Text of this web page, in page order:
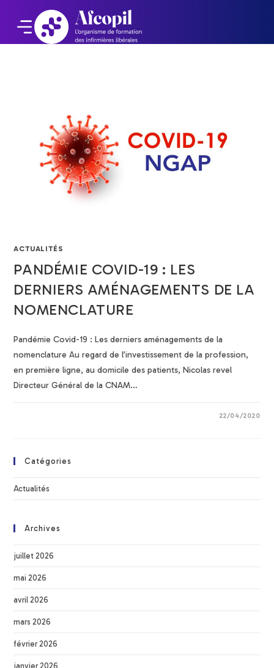
ACTUALITÉS
PANDÉMIE COVID-19 : LES
DERNIERS AMÉNAGEMENTS DE LA
NOMENCLATURE
Pandémie Covid-19 : Les derniers aménagements de la
nomenclature Au regard de l’investissement de la profession,
en première ligne, au domicile des patients, Nicolas revel
Directeur Général de la CNAM…
22/04/2020
Catégories
Actualités
Archives
juillet 2026
mai 2026
avril 2026
mars 2026
février 2026
janvier 2026